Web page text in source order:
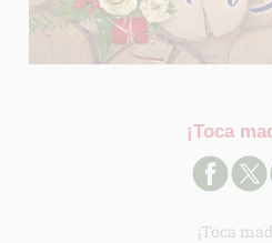
¡Toca
¡Toca